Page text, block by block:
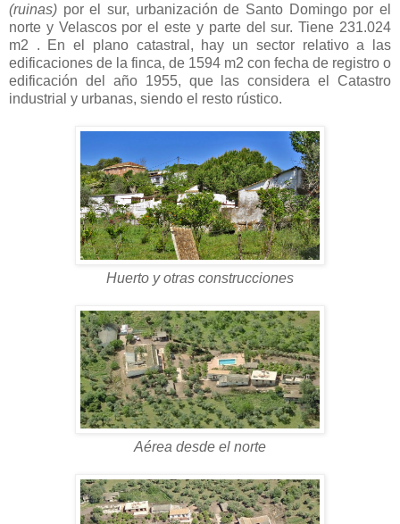
(ruinas) por el sur, urbanización de Santo Domingo por el
norte y Velascos por el este y parte del sur. Tiene 231.024
m2 . En el plano catastral, hay un sector relativo a las
edificaciones de la finca, de 1594 m2 con fecha de registro o
edificación del año 1955, que las considera el Catastro
industrial y urbanas, siendo el resto rústico.
Huerto y otras construcciones
Aérea desde el norte